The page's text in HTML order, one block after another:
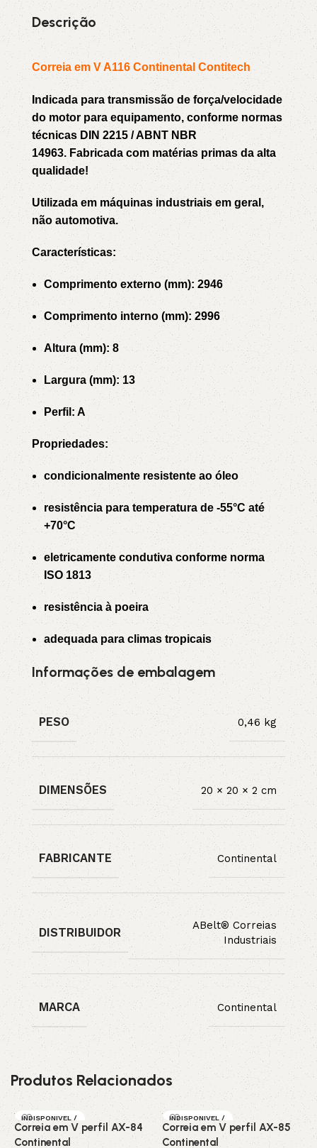
Descrição
Correia em V A116 Continental Contitech
Indicada para transmissão de força/velocidade
do motor para equipamento, conforme normas
técnicas DIN 2215 / ABNT NBR
14963. Fabricada com matérias primas da alta
qualidade!
Utilizada em máquinas industriais em geral,
não automotiva.
Características:
Comprimento externo (mm): 2946
Comprimento interno (mm): 2996
Altura (mm): 8
Largura (mm): 13
Perfil: A
Propriedades:
condicionalmente resistente ao óleo
resistência para temperatura de -55°C até
+70°C
eletricamente condutiva conforme norma
ISO 1813
resistência à poeira
adequada para climas tropicais
Informações de embalagem
PESO 0,46 kg
DIMENSÕES 20 × 20 × 2 cm
FABRICANTE Continental
DISTRIBUIDOR
ABelt® Correias
Industriais
MARCA Continental
Produtos Relacionados
INDISPONIVEL /
SOB ENCOMEN
DA
Correia em V perfil AX-84
Continental
INDISPONIVEL /
SOB ENCOMEN
DA
Correia em V perfil AX-85
Continental